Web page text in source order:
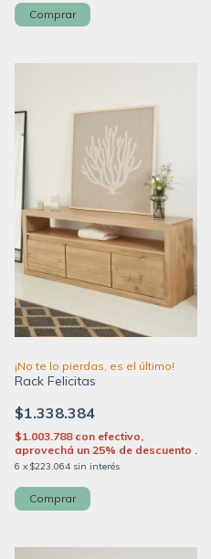
Comprar
Rack Felicitas
$1.338.384
6 x $223.064 sin interés
$1.003.788 con efectivo,
aprovechá un 25% de descuento .
¡No te lo pierdas, es el último!
Comprar